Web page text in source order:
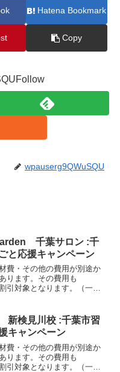
Hatena Bookmark
Copy
wpauserg9QWuSQU
千葉サロン :千
と応援キャンペーン
費・その他の費用が別途か
ります。その費用も
引対象となります。（一部
提供価格35,640円▶17,820円
新検見川校 :千葉市習
キャンペーン
費・その他の費用が別途か
ります。その費用も
引対象となります。（一部